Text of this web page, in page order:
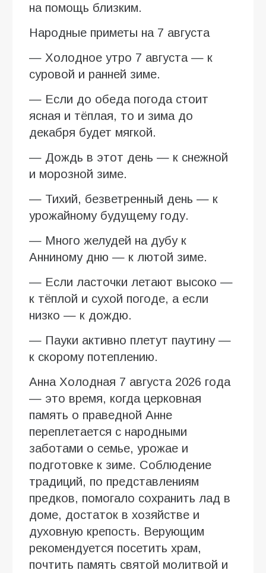
на помощь близким.
Народные приметы на 7 августа
— Холодное утро 7 августа — к
суровой и ранней зиме.
— Если до обеда погода стоит
ясная и тёплая, то и зима до
декабря будет мягкой.
— Дождь в этот день — к снежной
и морозной зиме.
— Тихий, безветренный день — к
урожайному будущему году.
— Много желудей на дубу к
Анниному дню — к лютой зиме.
— Если ласточки летают высоко —
к тёплой и сухой погоде, а если
низко — к дождю.
— Пауки активно плетут паутину —
к скорому потеплению.
Анна Холодная 7 августа 2026 года
— это время, когда церковная
память о праведной Анне
переплетается с народными
заботами о семье, урожае и
подготовке к зиме. Соблюдение
традиций, по представлениям
предков, помогало сохранить лад в
доме, достаток в хозяйстве и
духовную крепость. Верующим
рекомендуется посетить храм,
почтить память святой молитвой и